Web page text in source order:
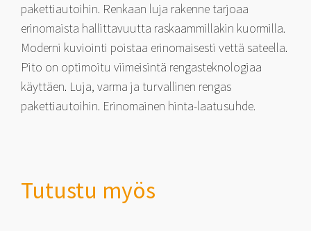
pakettiautoihin. Renkaan luja rakenne tarjoaa
erinomaista hallittavuutta raskaammillakin kuormilla.
Moderni kuviointi poistaa erinomaisesti vettä sateella.
Pito on optimoitu viimeisintä rengasteknologiaa
käyttäen. Luja, varma ja turvallinen rengas
pakettiautoihin. Erinomainen hinta-laatusuhde.
Tutustu myös